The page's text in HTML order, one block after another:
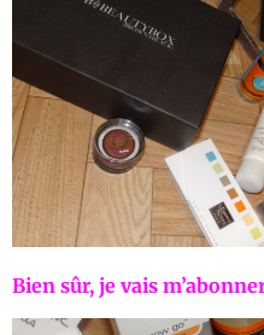
Bien sûr, je vais